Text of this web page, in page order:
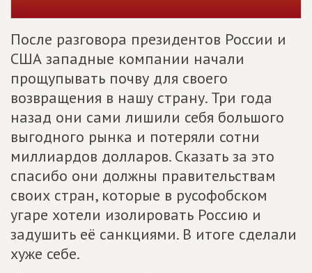
После разговора президентов России и
США западные компании начали
прощупывать почву для своего
возвращения в нашу страну. Три года
назад они сами лишили себя большого
выгодного рынка и потеряли сотни
миллиардов долларов. Сказать за это
спасибо они должны правительствам
своих стран, которые в русофобском
угаре хотели изолировать Россию и
задушить её санкциями. В итоге сделали
хуже себе.